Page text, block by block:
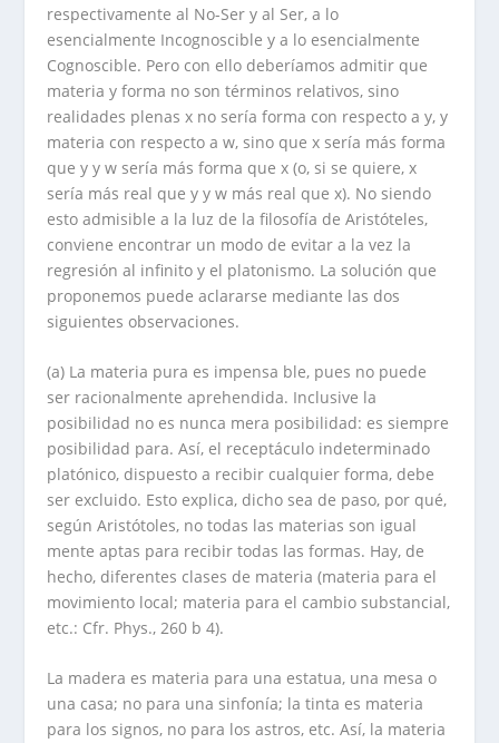
respectivamente al No-Ser y al Ser, a lo
esencialmente Incognoscible y a lo esencialmente
Cognoscible. Pero con ello deberíamos admitir que
materia y forma no son términos relativos, sino
realidades plenas x no sería forma con respecto a y, y
materia con respecto a w, sino que x sería más forma
que y y w sería más forma que x (o, si se quiere, x
sería más real que y y w más real que x). No siendo
esto admisible a la luz de la filosofía de Aristóteles,
conviene encontrar un modo de evitar a la vez la
regresión al infinito y el platonismo. La solución que
proponemos puede aclararse mediante las dos
siguientes observaciones.
(a) La materia pura es impensa ble, pues no puede
ser racionalmente aprehendida. Inclusive la
posibilidad no es nunca mera posibilidad: es siempre
posibilidad para. Así, el receptáculo indeterminado
platónico, dispuesto a recibir cualquier forma, debe
ser excluido. Esto explica, dicho sea de paso, por qué,
según Aristótoles, no todas las materias son igual
mente aptas para recibir todas las formas. Hay, de
hecho, diferentes clases de materia (materia para el
movimiento local; materia para el cambio substancial,
etc.: Cfr. Phys., 260 b 4).
La madera es materia para una estatua, una mesa o
una casa; no para una sinfonía; la tinta es materia
para los signos, no para los astros, etc. Así, la materia